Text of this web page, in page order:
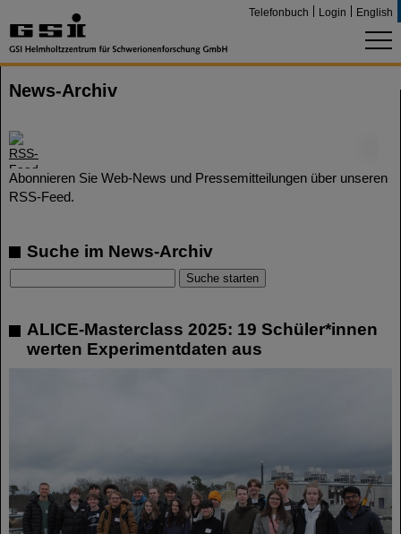
Telefonbuch Login English
News-Archiv
Abonnieren Sie Web-News und Pressemitteilungen über unseren
RSS-Feed.
Suche im News-Archiv
ALICE-Masterclass 2025: 19 Schüler*innen
werten Experimentdaten aus